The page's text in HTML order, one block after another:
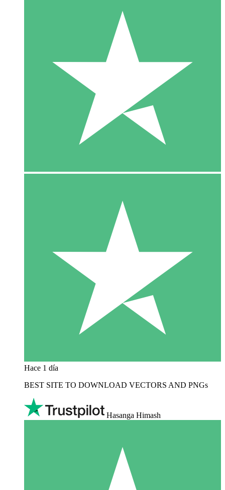
Hace 1 día
BEST SITE TO DOWNLOAD VECTORS AND PNGs
Hasanga Himash